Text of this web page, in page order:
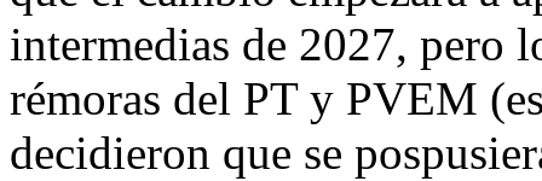
intermedias de 2027, pero
rémoras del PT y PVEM
decidieron que se